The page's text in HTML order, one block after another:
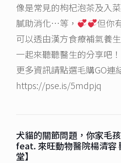
像是常見的枸杞泡茶及入
膩助消化…等，
但你
可以透由漢方食療補氣養
一起來聽聽醫生的分享吧！
更多資訊請點選毛購GO連
https://pse.is/5mdpjq
犬貓的關節問題，你家毛
feat. 來旺動物醫院楊清容
堂】